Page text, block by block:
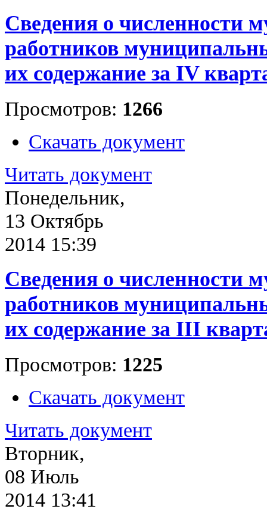
Сведения о численности
работников
их содержание за IV
Просмотров: 1266
Скачать документ
Читать документ
Понедельник,
13 Октябрь
2014 15:39
Сведения о численности
работников
их содержание за III
Просмотров: 1225
Скачать документ
Читать документ
Вторник,
08 Июль
2014 13:41